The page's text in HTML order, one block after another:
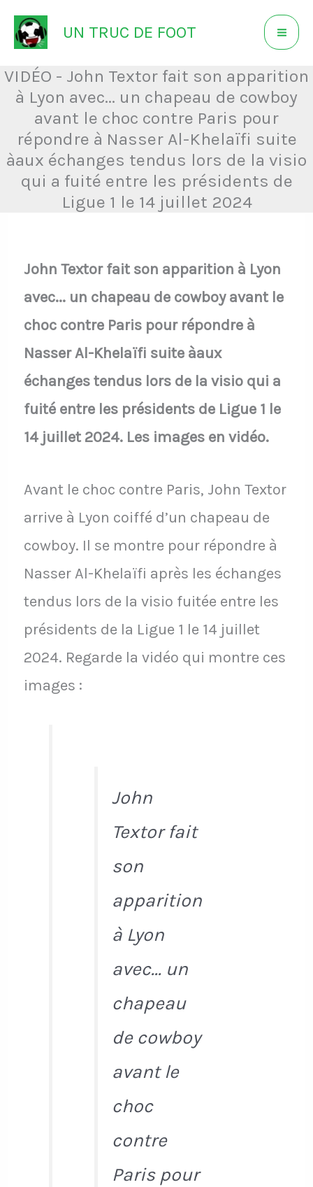
Aller
au
contenu
UN TRUC DE FOOT
VIDÉO - John Textor fait son apparition
à Lyon avec... un chapeau de cowboy
avant le choc contre Paris pour
répondre à Nasser Al-Khelaïfi suite
àaux échanges tendus lors de la visio
qui a fuité entre les présidents de
Ligue 1 le 14 juillet 2024
John Textor fait son apparition à Lyon
avec... un chapeau de cowboy avant le
choc contre Paris pour répondre à
Nasser Al-Khelaïfi suite àaux
échanges tendus lors de la visio qui a
fuité entre les présidents de Ligue 1 le
14 juillet 2024. Les images en vidéo.
Avant le choc contre Paris, John Textor
arrive à Lyon coiffé d’un chapeau de
cowboy. Il se montre pour répondre à
Nasser Al-Khelaïfi après les échanges
tendus lors de la visio fuitée entre les
présidents de la Ligue 1 le 14 juillet
2024. Regarde la vidéo qui montre ces
images :
John
Textor fait
son
apparition
à Lyon
avec... un
chapeau
de cowboy
avant le
choc
contre
Paris pour